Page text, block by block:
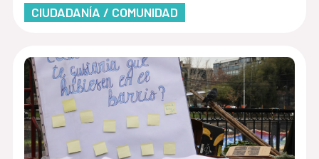
CIUDADANÍA / COMUNIDAD